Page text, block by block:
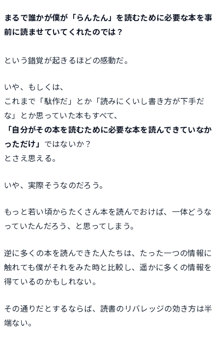
まるで誰かが僕が「らんたん」を読むために必要な本を事
前に読ませていてくれたのでは？
という錯覚が起きるほどの感動だ。
いや、もしくは、
これまで「駄作だ」とか「読みにくいし書き方が下手だ
な」とか思っていた本もすべて、
「自分がその本を読むために必要な本を読んできていなか
っただけ」 ではないか？
とさえ思える。
いや、実際そうなのだろう。
もっと若い頃からたくさん本を読んでおけば、一体どうな
っていたんだろう、と思ってしまう。
逆に多くの本を読んできた人たちは、たった一つの情報に
触れても僕がそれをみた時と比較し、遥かに多くの情報を
得ているのかもしれない。
その通りだとするならば、読書のリバレッジの効き方は半
端ない。